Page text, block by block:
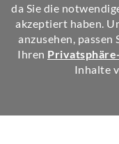
da Sie die
akzeptiert haben.
anzusehen,
Ihren
Inhalte